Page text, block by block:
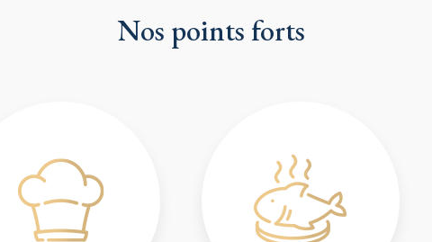
Nos points forts